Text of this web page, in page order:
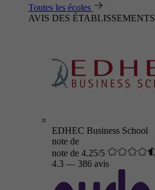
Toutes les écoles
AVIS DES ÉTABLISSEMENTS
EDHEC Business School
note de
note de 4.25/5
4.3 — 386 avis